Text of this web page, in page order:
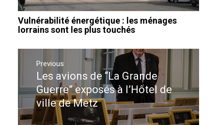
Vulnérabilité énergétique : les ménages
lorrains sont les plus touchés
Navigation
de
l’article
Previous
Previous
post:
Les avions de “La Grande
Guerre” exposés à l’Hôtel de
ville de Metz